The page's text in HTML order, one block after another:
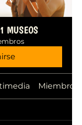
MUSEOS
Miembros